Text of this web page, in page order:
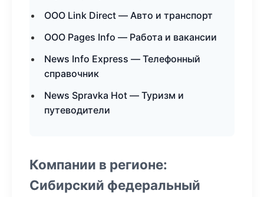
ООО Link Direct — Авто и транспорт
ООО Pages Info — Работа и вакансии
News Info Express — Телефонный
справочник
News Spravka Hot — Туризм и
путеводители
Компании в регионе:
Сибирский федеральный